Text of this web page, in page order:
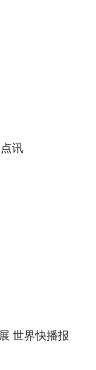
讯
世界快播报